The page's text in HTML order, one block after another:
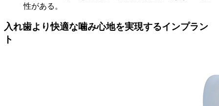
性がある。
入れ歯より快適な噛み心地を実現するインプラン
ト